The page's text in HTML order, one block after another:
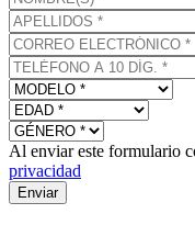
Al enviar este formulario
privacidad
Enviar